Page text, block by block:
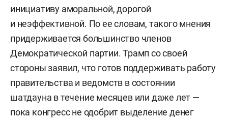
инициативу аморальной, дорогой
и неэффективной. По ее словам, такого мнения
придерживается большинство членов
Демократической партии. Трамп со своей
стороны заявил, что готов поддерживать работу
правительства и ведомств в состоянии
шатдауна в течение месяцев или даже лет —
пока конгресс не одобрит выделение денег